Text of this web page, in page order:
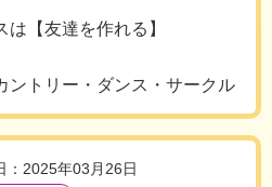
スは【友達を作れる】
ントリー・ダンス・サークル
：2025年03月26日